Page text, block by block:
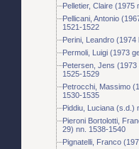
Pelletier, Claire (1975
Pellicani, Antonio
1521-1522
Perini, Leandro (1974
Permoli, Luigi (1973
Petersen, Jens (1973
1525-1529
Petrocchi, Massimo
1530-1535
Piddiu, Luciana (s.d.)
Pieroni Bortolotti,
29) nn. 1538-1540
Pignatelli, Franco